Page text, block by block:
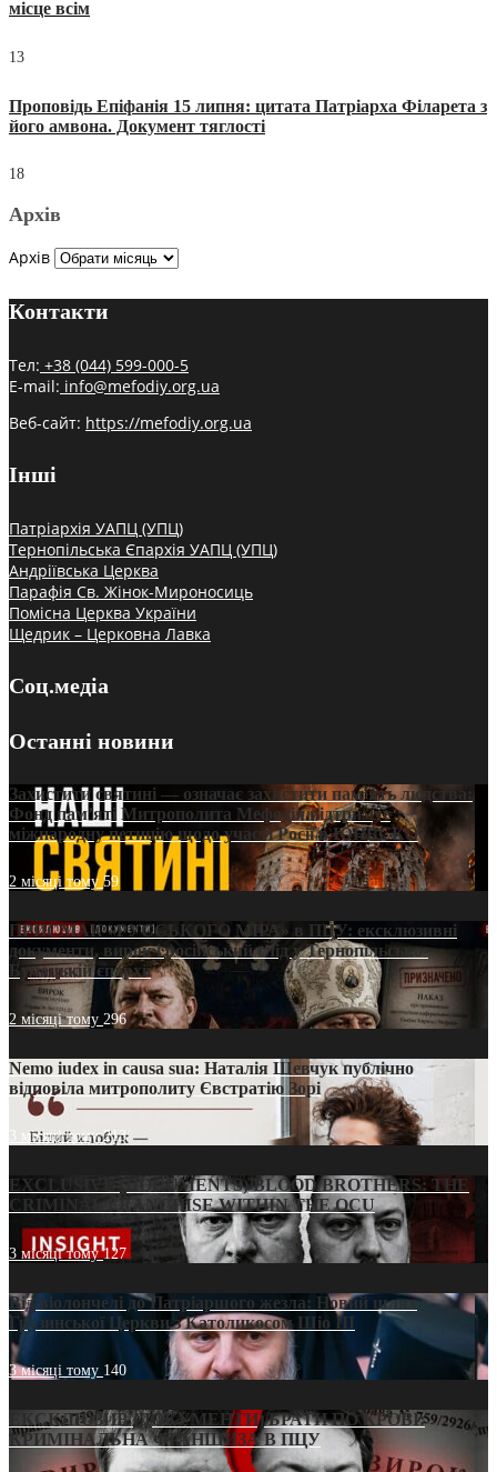
місце всім
13
Проповідь Епіфанія 15 липня: цитата Патріарха Філарета з
його амвона. Документ тяглості
18
Архів
Архів
Контакти
Тел: +38 (044) 599-000-5
E-mail: info@mefodiy.org.ua
Веб-сайт: https://mefodiy.org.ua
Інші
Патріархія УАПЦ (УПЦ)
Тернопільська Єпархія УАПЦ (УПЦ)
Андріївська Церква
Парафія Св. Жінок-Мироносиць
Помісна Церква України
Щедрик – Церковна Лавка
Соц.медіа
Останні новини
Захистити святині — означає захистити пам’ять людства:
Фонд пам’яті Митрополита Мефодія підтримує
міжнародну петицію щодо участі Росії в ЮНЕСКО
2 місяці тому59
ПРИСМАК «РУССЬКОГО МІРА» в ПЦУ: ексклюзивні
документи, вирок і російський слід у Тернопільсько-
Бучацькій єпархії
2 місяці тому 296
Nemo iudex in causa sua: Наталія Шевчук публічно
відповіла митрополиту Євстратію Зорі
3 місяці тому213
EXCLUSIVE (DOCUMENTS)/BLOOD BROTHERS: THE
CRIMINAL FRANCHISE WITHIN THE OCU
3 місяці тому127
Від віолончелі до Патріаршого жезла: Новий шлях
Грузинської Церкви з Католикосом Шіо III
3 місяці тому 140
ЕКСКЛЮЗИВ (ДОКУМЕНТИ)/БРАТИ ПО КРОВІ:
КРИМІНАЛЬНА ФРАНШИЗА В ПЦУ